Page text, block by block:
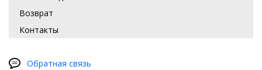
Возврат
Контакты
Обратная связь